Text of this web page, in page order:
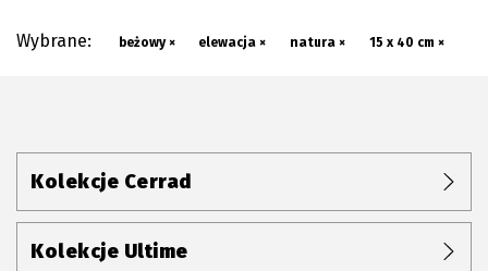
Wybrane: beżowy × elewacja × natura × 15 x 40 cm ×
Kolekcje Cerrad
Kolekcje Ultime